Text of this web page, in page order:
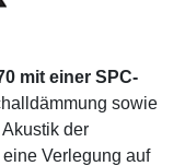
mit einer SPC-
sowie
der
Verlegung auf